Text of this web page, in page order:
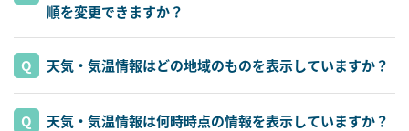
順を変更できますか？
天気・気温情報はどの地域のものを表示していますか？
天気・気温情報は何時時点の情報を表示していますか？